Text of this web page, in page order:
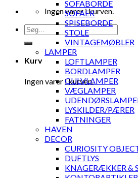
Ingen varer i kurven.
Søg
efter:
Kurv
Ingen varer i kurven.
SOFABORDE
SOFAER
SPISEBORDE
STOLE
VINTAGEMØBLER
LAMPER
LOFTLAMPER
BORDLAMPER
GULVLAMPER
VÆGLAMPER
LYSKILDER/PÆRER
FATNINGER
HAVEN
DECOR
CURIOSITY
DUFTLYS
KNAGERÆKKER &